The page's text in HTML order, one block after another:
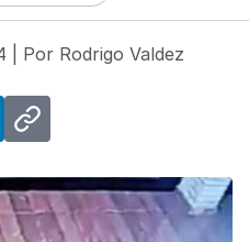
| Por Rodrigo Valdez
Copy link